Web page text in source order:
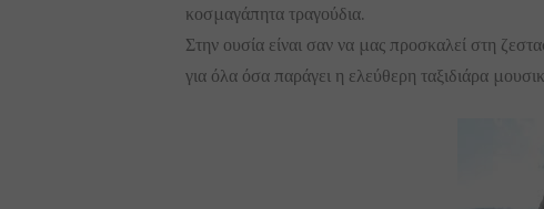
κοσμαγάπητα τραγούδια.
Στην ουσία είναι σαν να μας προσκαλεί στη
για όλα όσα παράγει η ελεύθερη ταξιδιάρα